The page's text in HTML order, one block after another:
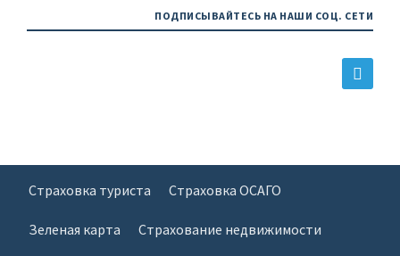
ПОДПИСЫВАЙТЕСЬ НА НАШИ СОЦ. СЕТИ
Страховка туриста Страховка ОСАГО
Зеленая карта Страхование недвижимости